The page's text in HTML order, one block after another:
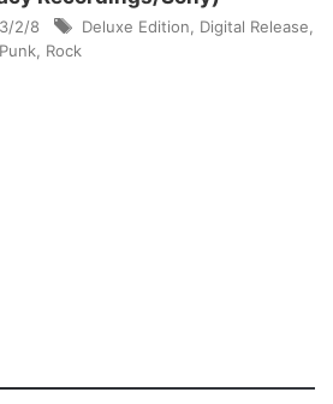
2/8 Deluxe Edition Digital Release
Rock